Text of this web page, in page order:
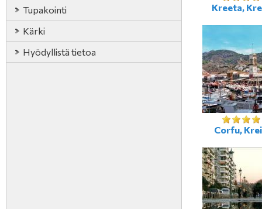
Tupakointi
Kärki
Hyödyllistä tietoa
Kreeta,
Corfu,